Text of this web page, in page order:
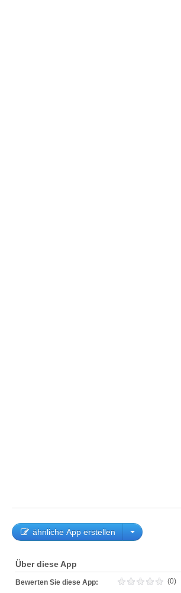
ähnliche App erstellen
Über diese App
Bewerten Sie diese App: (0)